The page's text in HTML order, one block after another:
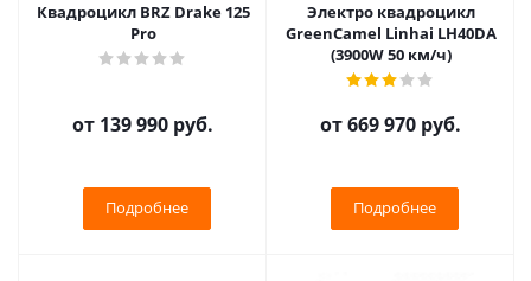
Квадроцикл BRZ Drake 125
Pro
от 139 990 руб.
Подробнее
Электро квадроцикл
GreenCamel Linhai LH40DA
(3900W 50 км/ч)
от669 970 руб.
Подробнее